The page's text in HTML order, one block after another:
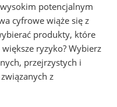
potencjalnym
cyfrowe wiąże się z
produkty, które
ryzyko? Wybierz
przejrzystych i
z